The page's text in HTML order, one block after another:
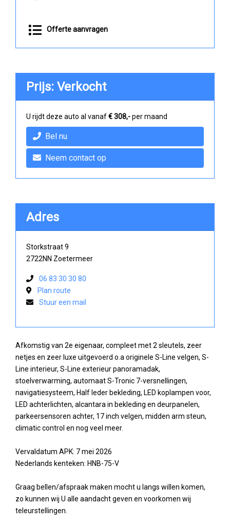
Offerte aanvragen
Afkomstig van 2e eigenaar, compleet met 2 sleutels, zeer
netjes en zeer luxe uitgevoerd o.a originele S-Line velgen, S-
Line interieur, S-Line exterieur panoramadak,
stoelverwarming, automaat S-Tronic 7-versnellingen,
navigatiesysteem, Half leder bekleding, LED koplampen voor,
LED achterlichten, alcantara in bekleding en deurpanelen,
parkeersensoren achter, 17 inch velgen, midden arm steun,
climatic control en nog veel meer.
Vervaldatum APK: 7 mei 2026
Nederlands kenteken: HNB-75-V
Graag bellen/afspraak maken mocht u langs willen komen,
zo kunnen wij U alle aandacht geven en voorkomen wij
teleurstellingen.
Prijs: Verkocht
U rijdt deze auto al vanaf€ 308,-per maand
Bel nu
Neem contact op
Adres
Storkstraat 9
2722NN Zoetermeer
06 83 30 30 80
Plan route
Stuur een mail